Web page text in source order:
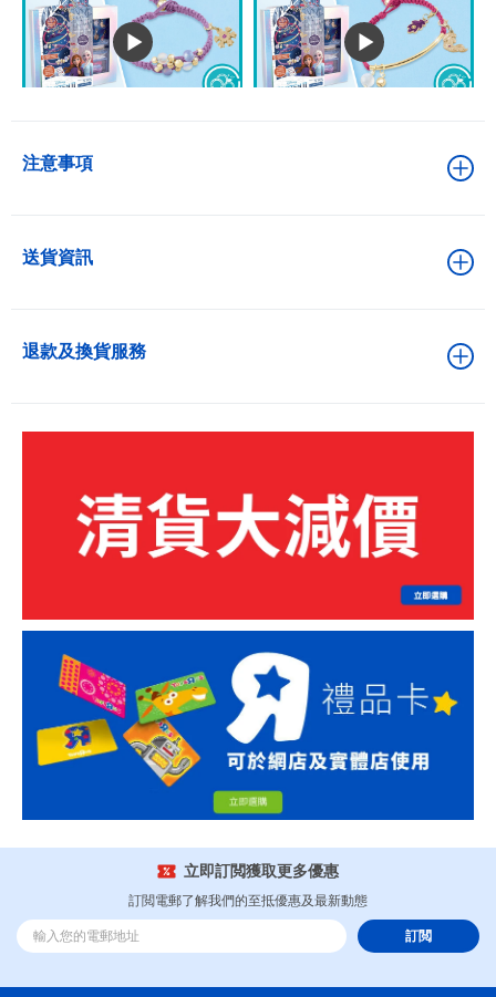
注意事項
送貨資訊
退款及換貨服務
立即訂閲獲取更多優惠
訂閲電郵了解我們的至抵優惠及最新動態
訂閲